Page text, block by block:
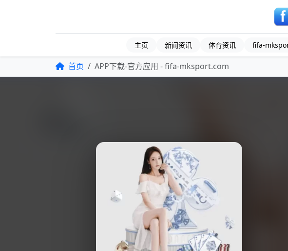
主页 新闻资讯 体育资讯 fifa-
首页 APP下载-官方应用 - fifa-mksport.com